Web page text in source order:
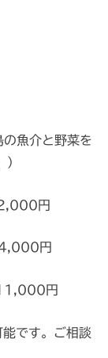
魚介と野菜を
円
円
円
です。ご相談